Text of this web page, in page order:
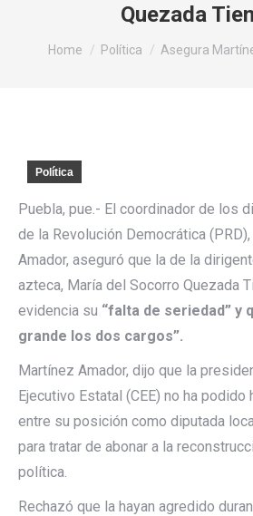
Quezada
You are here:
Home Política Asegura
Política
Puebla, pue.- El coordinador de los
de la Revolución Democrática
Amador, aseguró que la de la
azteca, María del Socorro Quezada
evidencia su “falta de seriedad” y
grande los dos cargos”.
Martínez Amador, dijo que la
Ejecutivo Estatal (CEE) no ha podido
entre su posición como diputada
para tratar de abonar a la
política.
Rechazó que la hayan agredido